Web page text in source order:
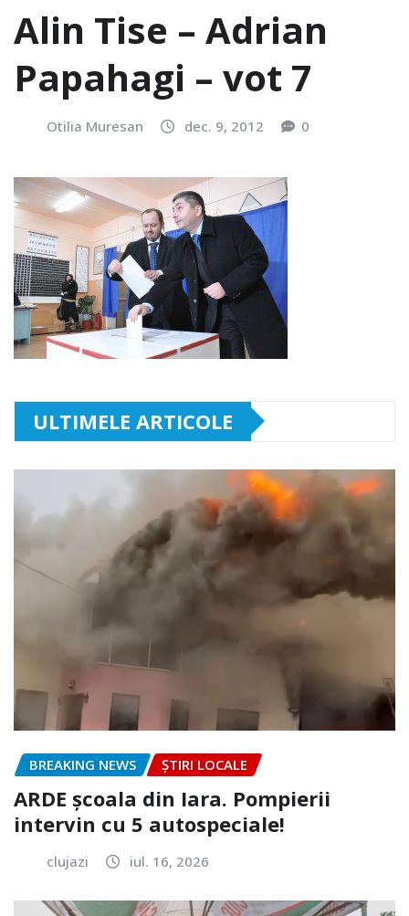
Alin Tise – Adrian
Papahagi – vot 7
Otilia Muresan dec. 9, 2012 0
ULTIMELE ARTICOLE
BREAKING NEWS ȘTIRI LOCALE
ARDE școala din Iara. Pompierii
intervin cu 5 autospeciale!
clujazi iul. 16, 2026